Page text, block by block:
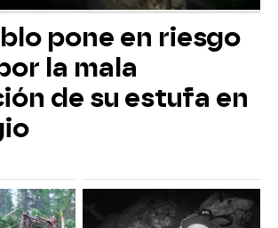
pone en riesgo
la mala
de su estufa en